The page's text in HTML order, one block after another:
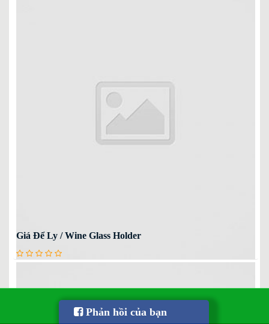
Giá Để Ly / Wine Glass Holder
ĐT:0905 458 452
Phản hồi của bạn